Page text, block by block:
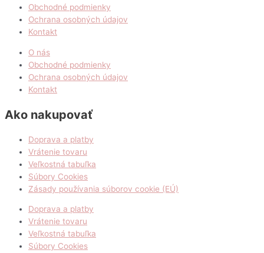
Obchodné podmienky
Ochrana osobných údajov
Kontakt
O nás
Obchodné podmienky
Ochrana osobných údajov
Kontakt
Ako nakupovať
Doprava a platby
Vrátenie tovaru
Veľkostná tabuľka
Súbory Cookies
Zásady používania súborov cookie (EÚ)
Doprava a platby
Vrátenie tovaru
Veľkostná tabuľka
Súbory Cookies